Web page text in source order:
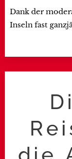
Dank der
Inseln fast